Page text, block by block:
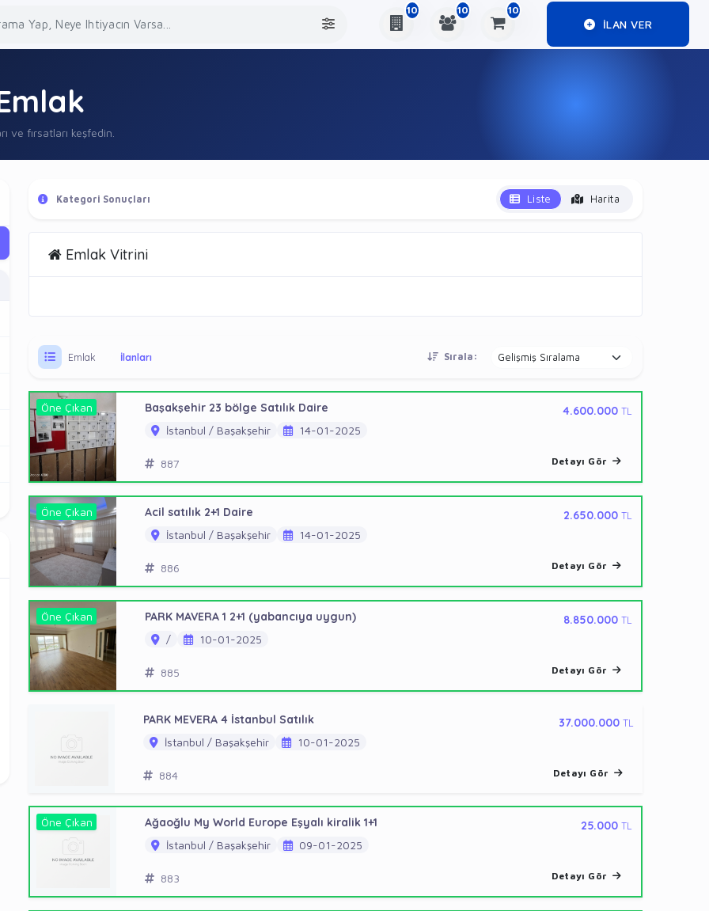
10 10 10
ILAN VER
ve fırsatları keşfedin.
Kategori Sonuçları Liste Harita
Emlak Vitrini
Emlak İlanları Sırala:
Öne Çıkan Başakşehir 23 bölge Satılık Daire 4.600.000 TL
İstanbul / Başakşehir 14-01-2025
887 Detayı Gör
Öne Çıkan Acil satılık 2+1 Daire 2.650.000 TL
İstanbul / Başakşehir 14-01-2025
886 Detayı Gör
Öne Çıkan PARK MAVERA 1 2+1 (yabancıya uygun) 8.850.000 TL
/ 10-01-2025
885 Detayı Gör
PARK MEVERA 4 İstanbul Satılık 37.000.000 TL
İstanbul / Başakşehir 10-01-2025
884 Detayı Gör
Öne Çıkan Ağaoğlu My World Europe Eşyalı kiralik 1+1 25.000 TL
İstanbul / Başakşehir 09-01-2025
883 Detayı Gör